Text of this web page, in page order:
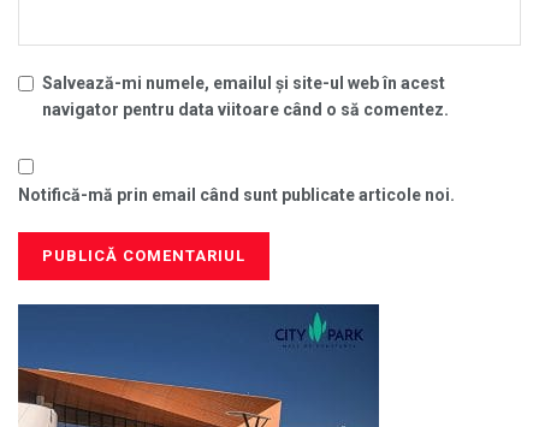
Salvează-mi numele, emailul și site-ul web în acest
navigator pentru data viitoare când o să comentez.
Notifică-mă prin email când sunt publicate articole noi.